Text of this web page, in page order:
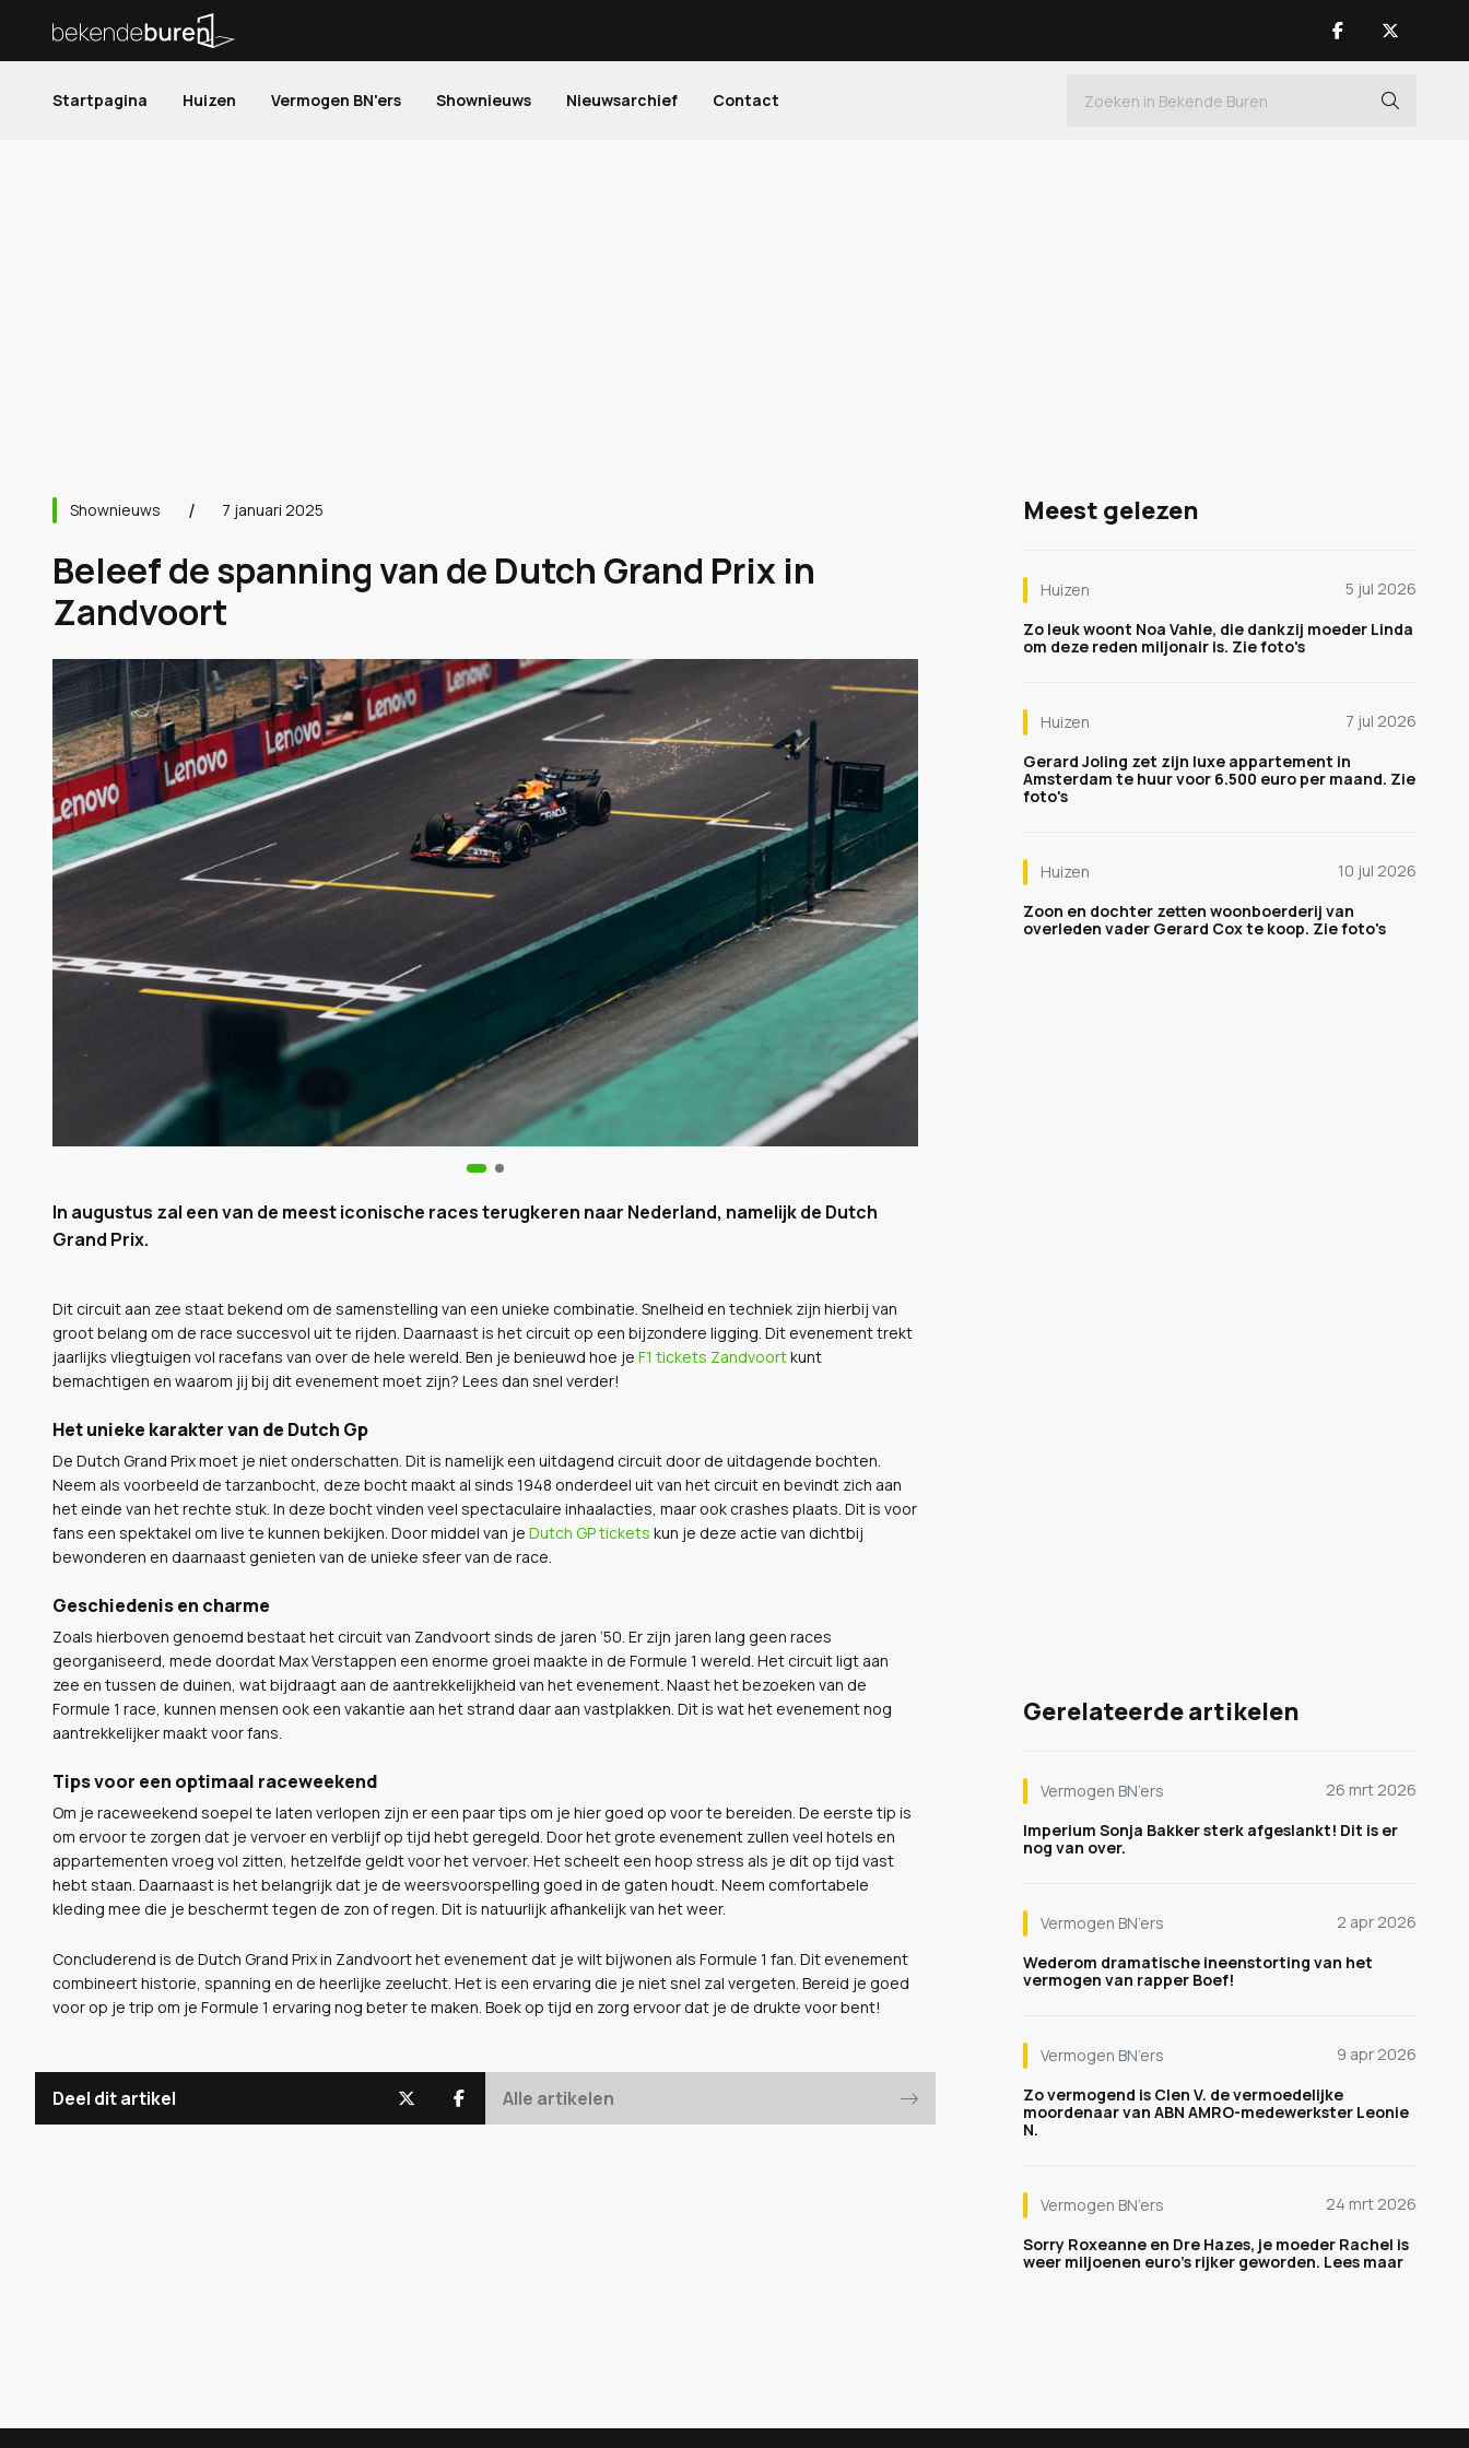
Startpagina Huizen Vermogen BN'ers Shownieuws Nieuwsarchief Contact
Shownieuws 7 januari 2025
Beleef de spanning van de Dutch Grand Prix in
Zandvoort
In augustus zal een van de meest iconische races terugkeren naar Nederland, namelijk de Dutch
Grand Prix.
Dit circuit aan zee staat bekend om de samenstelling van een unieke combinatie. Snelheid en techniek zijn hierbij van
groot belang om de race succesvol uit te rijden. Daarnaast is het circuit op een bijzondere ligging. Dit evenement trekt
jaarlijks vliegtuigen vol racefans van over de hele wereld. Ben je benieuwd hoe je F1 tickets Zandvoortkunt
bemachtigen en waarom jij bij dit evenement moet zijn? Lees dan snel verder!
Het unieke karakter van de Dutch Gp
De Dutch Grand Prix moet je niet onderschatten. Dit is namelijk een uitdagend circuit door de uitdagende bochten.
Neem als voorbeeld de tarzanbocht, deze bocht maakt al sinds 1948 onderdeel uit van het circuit en bevindt zich aan
het einde van het rechte stuk. In deze bocht vinden veel spectaculaire inhaalacties, maar ook crashes plaats. Dit is voor
fans een spektakel om live te kunnen bekijken. Door middel van je Dutch GP tickets kun je deze actie van dichtbij
bewonderen en daarnaast genieten van de unieke sfeer van de race.
Geschiedenis en charme
Zoals hierboven genoemd bestaat het circuit van Zandvoort sinds de jaren ‘50. Er zijn jaren lang geen races
georganiseerd, mede doordat Max Verstappen een enorme groei maakte in de Formule 1 wereld. Het circuit ligt aan
zee en tussen de duinen, wat bijdraagt aan de aantrekkelijkheid van het evenement. Naast het bezoeken van de
Formule 1 race, kunnen mensen ook een vakantie aan het strand daar aan vastplakken. Dit is wat het evenement nog
aantrekkelijker maakt voor fans.
Tips voor een optimaal raceweekend
Om je raceweekend soepel te laten verlopen zijn er een paar tips om je hier goed op voor te bereiden. De eerste tip is
om ervoor te zorgen dat je vervoer en verblijf op tijd hebt geregeld. Door het grote evenement zullen veel hotels en
appartementen vroeg vol zitten, hetzelfde geldt voor het vervoer. Het scheelt een hoop stress als je dit op tijd vast
hebt staan. Daarnaast is het belangrijk dat je de weersvoorspelling goed in de gaten houdt. Neem comfortabele
kleding mee die je beschermt tegen de zon of regen. Dit is natuurlijk afhankelijk van het weer.
Concluderend is de Dutch Grand Prix in Zandvoort het evenement dat je wilt bijwonen als Formule 1 fan. Dit evenement
combineert historie, spanning en de heerlijke zeelucht. Het is een ervaring die je niet snel zal vergeten. Bereid je goed
voor op je trip om je Formule 1 ervaring nog beter te maken. Boek op tijd en zorg ervoor dat je de drukte voor bent!
Deel dit artikel Alle artikelen
Meest gelezen
Huizen
5 jul 2026
Zo leuk woont Noa Vahle, die dankzij moeder Linda
om deze reden miljonair is. Zie foto's
Huizen
7 jul 2026
Gerard Joling zet zijn luxe appartement in
Amsterdam te huur voor 6.500 euro per maand. Zie
foto's
Huizen
10 jul 2026
Zoon en dochter zetten woonboerderij van
overleden vader Gerard Cox te koop. Zie foto's
Gerelateerde artikelen
Vermogen BN’ers
26 mrt 2026
Imperium Sonja Bakker sterk afgeslankt! Dit is er
nog van over.
Vermogen BN’ers
2 apr 2026
Wederom dramatische ineenstorting van het
vermogen van rapper Boef!
Vermogen BN’ers
9 apr 2026
Zo vermogend is Clen V. de vermoedelijke
moordenaar van ABN AMRO-medewerkster Leonie
N.
Vermogen BN’ers
24 mrt 2026
Sorry Roxeanne en Dre Hazes, je moeder Rachel is
weer miljoenen euro's rijker geworden. Lees maar